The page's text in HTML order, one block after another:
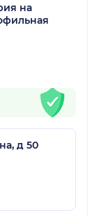
на
д 50